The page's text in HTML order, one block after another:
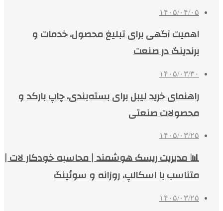
۱۴۰۵/۰۴/۰۵
اهمیت آگهی برای تبلیغ محصول، خدمات و
برندینگ در صنعت
۱۴۰۵/۰۳/۳۰
راهنمای خرید لیبل برای بسته‌بندی، چاپ بارکد و
محصولات صنعتی
۱۴۰۵/۰۳/۲۵
📊 مدیریت ریسک هوشمند | محاسبه خودکار لات |
متناسب با اسکالپ، روزانه و سوئینگ
۱۴۰۵/۰۳/۲۵